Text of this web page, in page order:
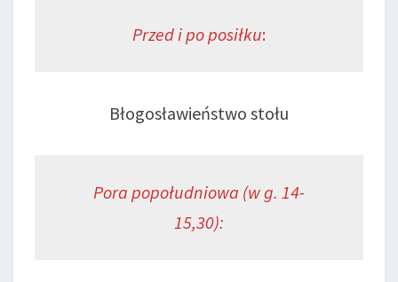
Przed i po posiłku:
Błogosławieństwo stołu
Pora popołudniowa (w g. 14-
15,30):